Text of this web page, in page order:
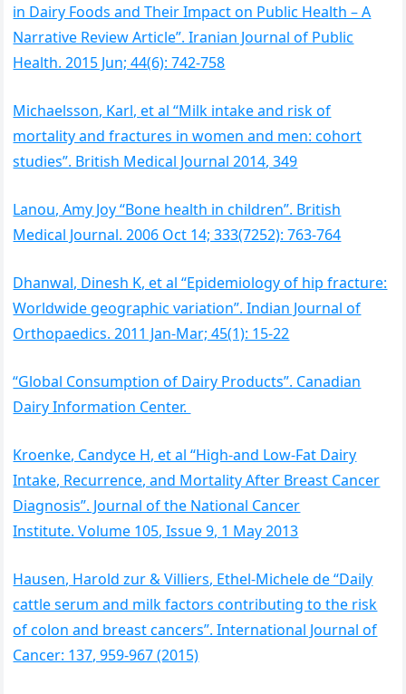
in Dairy Foods and Their Impact on Public Health – A
Narrative Review Article”. Iranian Journal of Public
Health. 2015 Jun; 44(6): 742-758
Michaelsson, Karl, et al “Milk intake and risk of
mortality and fractures in women and men: cohort
studies”. British Medical Journal 2014, 349
Lanou, Amy Joy “Bone health in children”. British
Medical Journal. 2006 Oct 14; 333(7252): 763-764
Dhanwal, Dinesh K, et al “Epidemiology of hip fracture:
Worldwide geographic variation”. Indian Journal of
Orthopaedics. 2011 Jan-Mar; 45(1): 15-22
“Global Consumption of Dairy Products”. Canadian
Dairy Information Center.
Kroenke, Candyce H, et al “High-and Low-Fat Dairy
Intake, Recurrence, and Mortality After Breast Cancer
Diagnosis”. Journal of the National Cancer
Institute. Volume 105, Issue 9, 1 May 2013
Hausen, Harold zur & Villiers, Ethel-Michele de “Daily
cattle serum and milk factors contributing to the risk
of colon and breast cancers”. International Journal of
Cancer: 137, 959-967 (2015)